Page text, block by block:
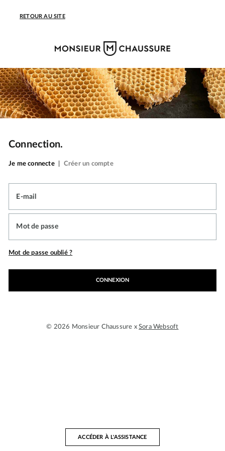
RETOUR AU SITE
Connection.
Je me connecte Créer un compte
E-mail
Mot de passe
Mot de passe oublié ?
CONNEXION
© 2026 Monsieur Chaussure xSora Websoft
ACCÉDER À L'ASSISTANCE